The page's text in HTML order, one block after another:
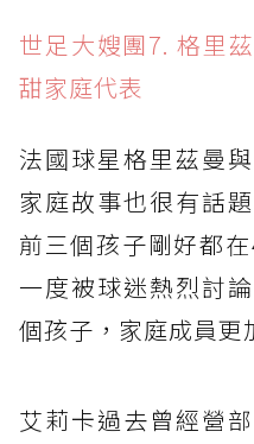
世足大嫂團7. 格里
甜家庭代表
法國球星格里茲曼
家庭故事也很有話
前三個孩子剛好都
一度被球迷熱烈討
個孩子，家庭成員更
艾莉卡過去曾經營